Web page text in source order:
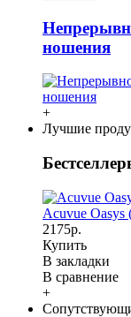
ношения
+
Лучшие
Acuvue Oasys
2175р.
Купить
В закладки
В сравнение
+